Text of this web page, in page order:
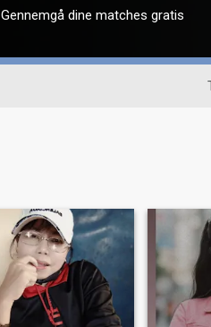
Gennemgå dine matches gratis